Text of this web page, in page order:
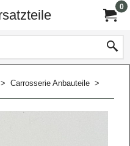
0
> Carrosserie Anbauteile >